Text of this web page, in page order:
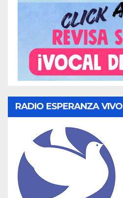
RADIO ESPERANZA VIVO